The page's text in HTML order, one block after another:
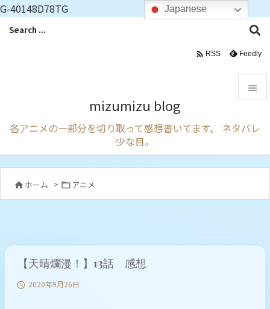
G-40148D78TG
mizumizu blog
各アニメの一部分を切り取って感想書いてます。 ネタバレ
少な目。

メニュ
前へ
 RSS Feedly
 ホーム > アニメ
【天晴爛漫！】13話 感想
 2020年9月26日
Japanese